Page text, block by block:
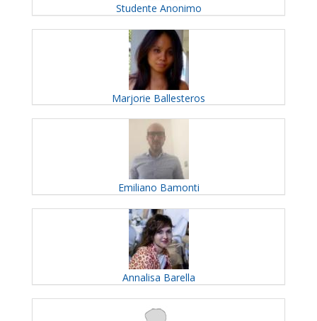
Studente Anonimo
Marjorie Ballesteros
Emiliano Bamonti
Annalisa Barella